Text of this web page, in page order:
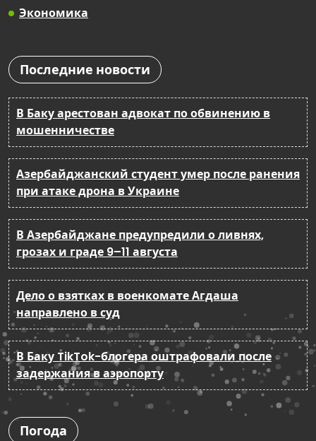
Экономика
Последние новости
В Баку арестован адвокат по обвинению в
мошенничестве
Азербайджанский студент умер после ранения
при атаке дрона в Украине
В Азербайджане предупредили о ливнях,
грозах и граде 9–11 августа
Дело о взятках в военкомате Агдаша
направлено в суд
В Баку TikTok-блогера оштрафовали после
задержания в аэропорту
Погода